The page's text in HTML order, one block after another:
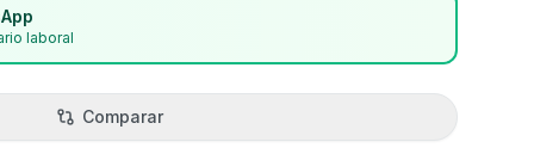
laboral
Comparar